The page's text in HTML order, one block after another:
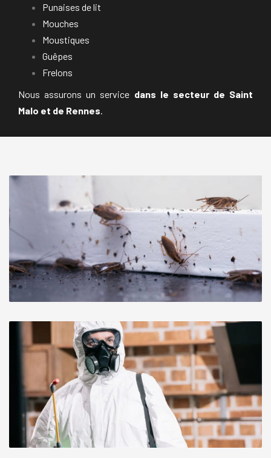
Punaises de lit
Mouches
Moustiques
Guêpes
Frelons
Nous assurons un service dans le secteur de Saint
Malo et de Rennes